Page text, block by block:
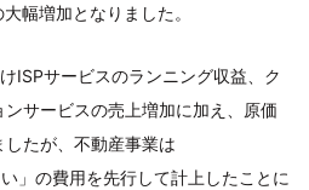
幅増加となりました。
ISPサービスのランニング収益、ク
サービスの売上増加に加え、原価
たが、不動産事業は
」の費用を先行して計上したことに